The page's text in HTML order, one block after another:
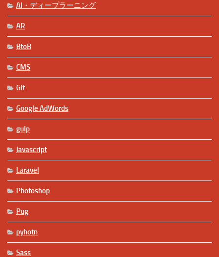
AI・ディープラーニング
AR
BtoB
CMS
Git
Google AdWords
gulp
Javascript
Laravel
Photoshop
Pug
pyhotn
Sass